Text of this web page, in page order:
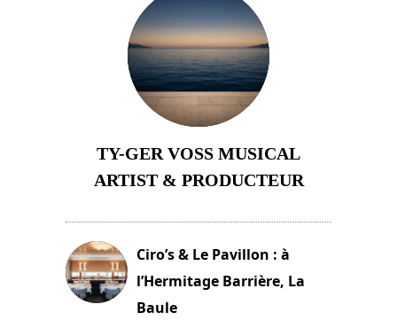
TY-GER VOSS MUSICAL
ARTIST & PRODUCTEUR
Ciro’s & Le Pavillon : à
l’Hermitage Barrière, La
Baule